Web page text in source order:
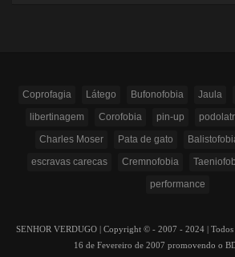
Coprofagia Látego Bufonofobia Jaula
libertinagem
Corofobia pin-up
Charles Moser
Pata de gato
escravas carecas
Cremnofobia
performance
SENHOR VERDUGO | Copyright © - 2007 - 2024 | Todos
16 de Fevereiro de 2007 promovendo o